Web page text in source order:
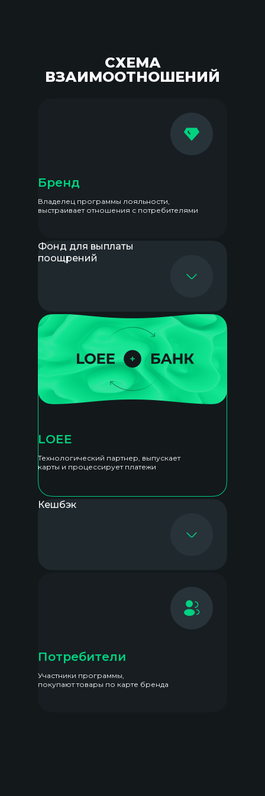
СХЕМА
ВЗАИМООТНОШЕНИЙ
Бренд
Владелец программы лояльности,
выстраивает отношения с потребителями
Фонд для выплаты
поощрений
LOEE
Технологический партнер, выпускает
карты и процессирует платежи
Кешбэк
Потребители
Участники программы,
покупают товары по карте бренда